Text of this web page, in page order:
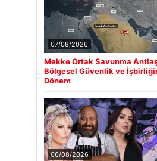
07/08/2026
Mekke Ortak Savunma
Bölgesel Güvenlik ve
Dönem
06/08/2026